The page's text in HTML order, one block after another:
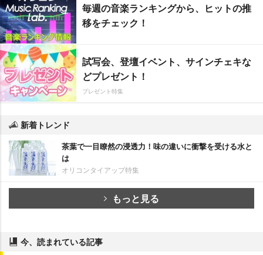
毎週の音楽ランキングから、ヒットの推
移をチェック！
試写会、登壇イベント、サインチェキな
どプレゼント！
プレゼント特集
新着トレンド
茶葉で一目瞭然の浸透力！味の違いに衝撃を受ける水と
は
オリコンタイアップ特集
もっと見る
今、読まれている記事